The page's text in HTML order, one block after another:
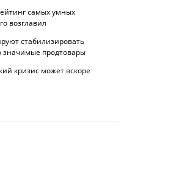
самых умных
возглавил
стабилизировать
продтовары
кризис может вскоре